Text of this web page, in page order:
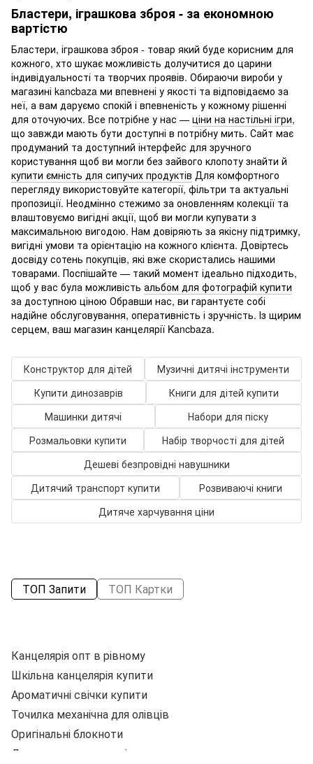
Бластери, іграшкова зброя - за економною
вартістю
Бластери, іграшкова зброя - товар який буде корисним для
кожного, хто шукає можливість долучитися до царини
індивідуальності та творчих проявів. Обираючи вироби у
магазині kancbaza ми впевнені у якості та відповідаємо за
неї, а вам даруємо спокій і впевненість у кожному рішенні
для оточуючих. Все потрібне у нас — ціни на настільні ігри,
що завжди мають бути доступні в потрібну мить. Сайт має
продуманий та доступний інтерфейс для зручного
користування щоб ви могли без зайвого клопоту знайти й
купити ємність для сипучих продуктів Для комфортного
перегляду використовуйте категорії, фільтри та актуальні
пропозиції. Неодмінно стежимо за оновленням колекції та
влаштовуємо вигідні акції, щоб ви могли купувати з
максимальною вигодою. Нам довіряють за якісну підтримку,
вигідні умови та орієнтацію на кожного клієнта. Довіртесь
досвіду сотень покупців, які вже скористались нашими
товарами. Поспішайте — такий момент ідеально підходить,
щоб у вас була можливість альбом для фотографій купити
за доступною ціною Обравши нас, ви гарантуєте собі
надійне обслуговування, оперативність і зручність. Із щирим
серцем, ваш магазин канцелярії Kancbaza.
Конструктор для дітей
Музичні дитячі інструменти
Купити динозаврів
Книги для дітей купити
Машинки дитячі
Набори для піску
Розмальовки купити
Набір творчості для дітей
Дешеві безпровідні навушники
Дитячий транспорт купити
Розвиваючі книги
Дитяче харчування ціни
ТОП Запити ТОП Картки
Канцелярія опт в рівному
Шкільна канцелярія купити
Ароматичні свічки купити
Точилка механічна для олівців
Оригінальні блокноти
Дощечка для пластиліну